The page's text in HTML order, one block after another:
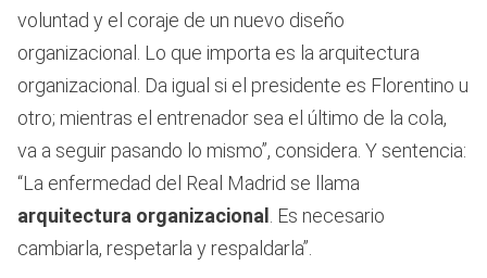
voluntad y el coraje de un nuevo diseño
organizacional. Lo que importa es la arquitectura
organizacional. Da igual si el presidente es Florentino u
otro; mientras el entrenador sea el último de la cola,
va a seguir pasando lo mismo”, considera. Y sentencia:
“La enfermedad del Real Madrid se llama
arquitectura organizacional . Es necesario
cambiarla, respetarla y respaldarla”.